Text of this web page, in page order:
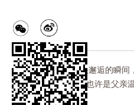
网友解读:也许是街头邂逅的瞬
是穿越时空的爱恋，也许是父亲